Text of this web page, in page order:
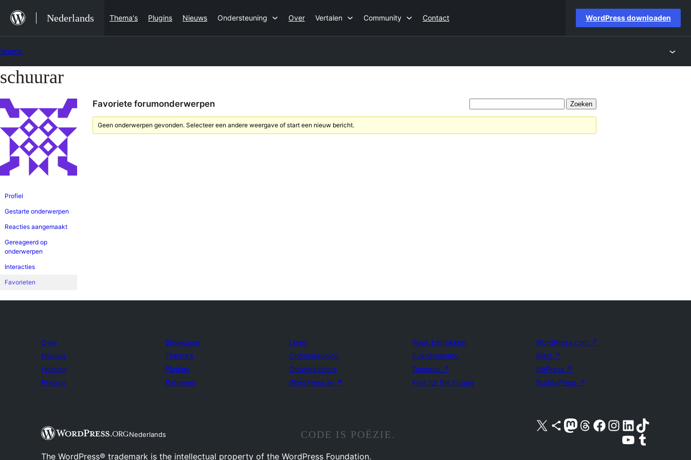
naar
de
inhoud
Nederlands Thema's Plugins Nieuws Ondersteuning Over Vertalen Community Contact WordPress downloaden
Ga
inhoud
schuurar
Profiel
Gestarte onderwerpen
Reacties aangemaakt
Gereageerd op
onderwerpen
Interacties
Favorieten
Favoriete forumonderwerpen
Geen onderwerpen gevonden. Selecteer een andere weergave of start een nieuw bericht.
Over
Nieuws
Hosting
Privacy
Showcase
Thema's
Plugins
Patronen
Leren
Ondersteuning
Ontwikkelaars
WordPress.tv ↗
Raak betrokken
Evenementen
Doneren ↗
Five for the Future
WordPress.com ↗
Matt ↗
bbPress ↗
BuddyPress ↗
Nederlands
Bezoek ons X (voorheen Twitter) account
Bezoek ons Bluesky account
Bezoek ons Mastodon account
Bezoek ons Threads account
Onze Facebook pagina bezoeken
Bezoek ons Instagram account
Bezoek ons LinkedIn account
Bezoek ons TikTok account
Bezoek ons YouTube kanaalBezoek ons Tumblr account
CODE IS POËZIE.
The WordPress® trademark is the intellectual property of the WordPress Foundation.